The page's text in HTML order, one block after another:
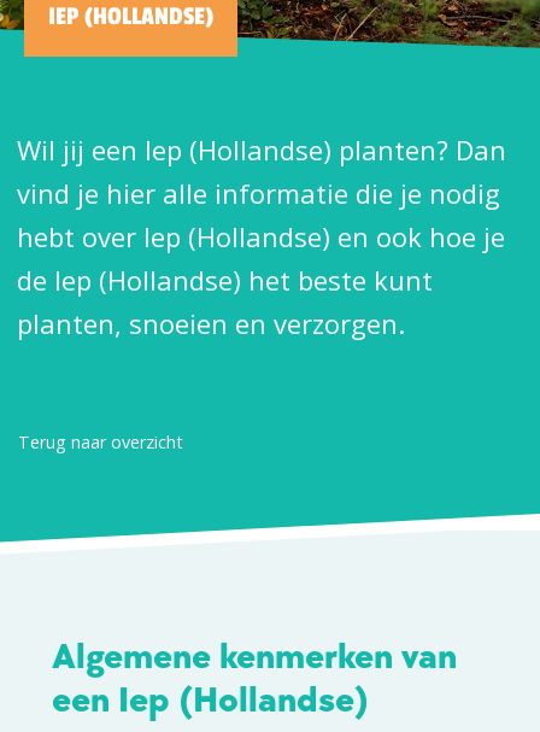
IEP (HOLLANDSE)
Wil jij een Iep (Hollandse) planten? Dan
vind je hier alle informatie die je nodig
hebt over Iep (Hollandse) en ook hoe je
de Iep (Hollandse) het beste kunt
planten, snoeien en verzorgen.
Terug naar overzicht
Algemene kenmerken van
een Iep (Hollandse)